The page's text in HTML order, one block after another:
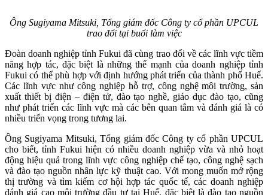
Ông Sugiyama Mitsuki, Tổng giám đốc Công ty cổ phần UPCUL
trao đổi tại buổi làm việc
Đoàn doanh nghiệp tỉnh Fukui đã cùng trao đổi về các lĩnh vực tiềm
năng hợp tác, đặc biệt là những thế mạnh của doanh nghiệp tỉnh
Fukui có thể phù hợp với định hướng phát triển của thành phố Huế.
Các lĩnh vực như công nghiệp hỗ trợ, công nghệ môi trường, sản
xuất thiết bị điện – điện tử, đào tạo nghề, giáo dục đào tạo, cũng
như phát triển các lĩnh vực mà các bên quan tâm và đánh giá là có
nhiều triển vọng trong tương lai.
Ông Sugiyama Mitsuki, Tổng giám đốc Công ty cổ phần UPCUL
cho biết, tỉnh Fukui hiện có nhiều doanh nghiệp vừa và nhỏ hoạt
động hiệu quả trong lĩnh vực công nghiệp chế tạo, công nghệ sạch
và đào tạo nguồn nhân lực kỹ thuật cao. Với mong muốn mở rộng
thị trường và tìm kiếm cơ hội hợp tác quốc tế, các doanh nghiệp
đánh giá cao môi trường đầu tư tại Huế, đặc biệt là đào tạo nguồn